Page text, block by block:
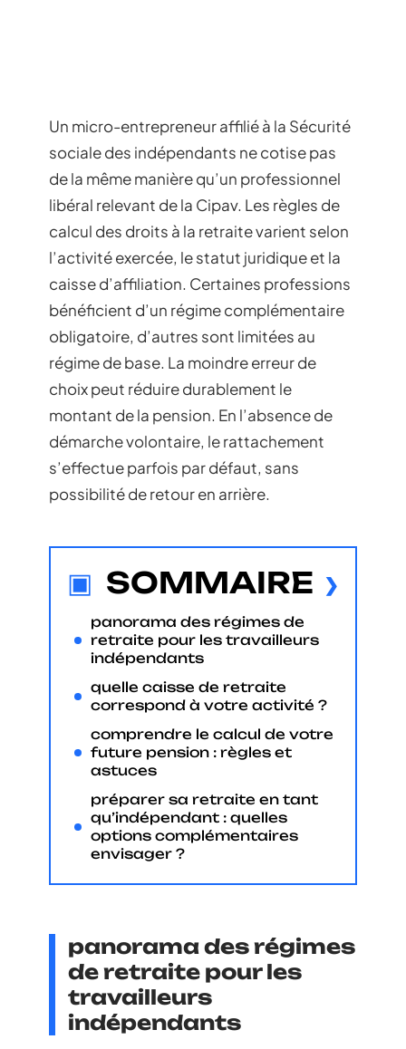
Un micro-entrepreneur affilié à la Sécurité
sociale des indépendants ne cotise pas
de la même manière qu’un professionnel
libéral relevant de la Cipav. Les règles de
calcul des droits à la retraite varient selon
l’activité exercée, le statut juridique et la
caisse d’affiliation. Certaines professions
bénéficient d’un régime complémentaire
obligatoire, d’autres sont limitées au
régime de base. La moindre erreur de
choix peut réduire durablement le
montant de la pension. En l’absence de
démarche volontaire, le rattachement
s’effectue parfois par défaut, sans
possibilité de retour en arrière.
SOMMAIRE
panorama des régimes de
retraite pour les travailleurs
indépendants
quelle caisse de retraite
correspond à votre activité ?
comprendre le calcul de votre
future pension : règles et
astuces
préparer sa retraite en tant
qu’indépendant : quelles
options complémentaires
envisager ?
panorama des régimes
de retraite pour les
travailleurs
indépendants